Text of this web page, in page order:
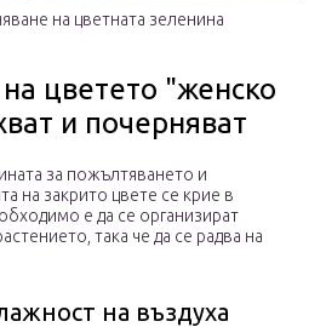
на цветната зеленина
цветето "женско
и почерняват
за пожълтяването и
на закрито цвете се крие в
е да се организират
така че да се радва на
на въздуха